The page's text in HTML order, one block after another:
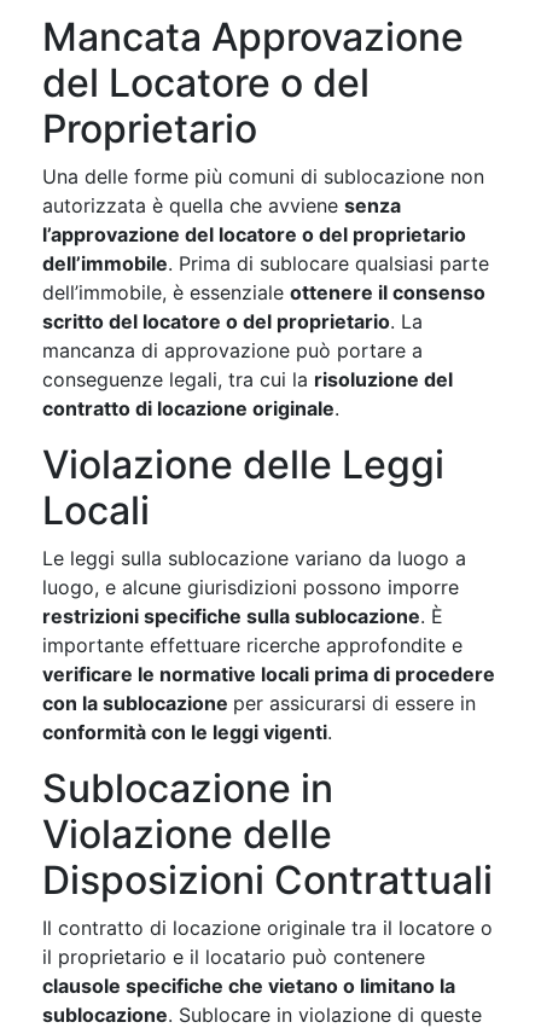
Mancata Approvazione
del Locatore o del
Proprietario
Una delle forme più comuni di sublocazione non
autorizzata è quella che avviene senza
l’approvazione del locatore o del proprietario
dell’immobile. Prima di sublocare qualsiasi parte
dell’immobile, è essenziale ottenere il consenso
scritto del locatore o del proprietario. La
mancanza di approvazione può portare a
conseguenze legali, tra cui la risoluzione del
contratto di locazione originale.
Violazione delle Leggi
Locali
Le leggi sulla sublocazione variano da luogo a
luogo, e alcune giurisdizioni possono imporre
restrizioni specifiche sulla sublocazione. È
importante effettuare ricerche approfondite e
verificare le normative locali prima di procedere
con la sublocazione per assicurarsi di essere in
conformità con le leggi vigenti.
Sublocazione in
Violazione delle
Disposizioni Contrattuali
Il contratto di locazione originale tra il locatore o
il proprietario e il locatario può contenere
clausole specifiche che vietano o limitano la
sublocazione. Sublocare in violazione di queste